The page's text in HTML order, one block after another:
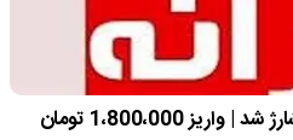
حساب یارانه دهک‌های ۴ تا ۹ شارژ شد | واریز 1،800،000 تومان